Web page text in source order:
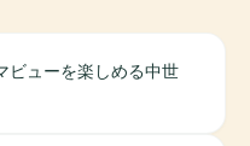
ビューを楽しめる中世